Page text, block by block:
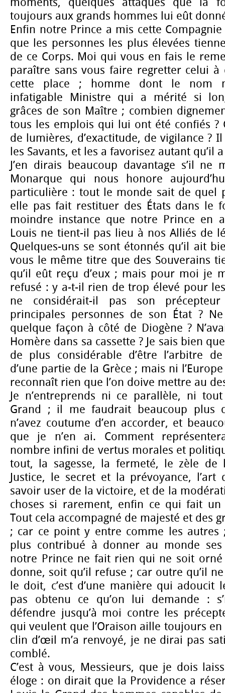
toujours aux grands hommes lui eût
Enfin notre Prince a mis cette
que les personnes les plus élevées
de ce Corps. Moi qui vous en fais le
paraître sans vous faire regretter celui à
cette place ; homme dont le nom
infatigable Ministre qui a mérité si
grâces de son Maître ; combien
tous les emplois qui lui ont été confiés ?
de lumières, d’exactitude, de vigilance ?
les Savants, et les a favorisez autant qu’il
J’en dirais beaucoup davantage s’il ne
Monarque qui nous honore
particulière : tout le monde sait de quel
elle pas fait restituer des États dans le
moindre instance que notre Prince en
Louis ne tient-il pas lieu à nos Alliés de
Quelques-uns se sont étonnés qu’il ait
vous le même titre que des Souverains
qu’il eût reçu d’eux ; mais pour moi je
refusé : y a-t-il rien de trop élevé pour
ne considérait-il pas son
principales personnes de son État ?
quelque façon à côté de Diogène ?
Homère dans sa cassette ? Je sais bien
de plus considérable d’être l’arbitre
d’une partie de la Grèce ; mais ni
reconnaît rien que l’on doive mettre au
Je n’entreprends ni ce parallèle, ni
Grand ; il me faudrait beaucoup plus
n’avez coutume d’en accorder, et
que je n’en ai. Comment
nombre infini de vertus morales et
tout, la sagesse, la fermeté, le zèle
Justice, le secret et la prévoyance,
savoir user de la victoire, et de la
choses si rarement, enfin ce qui fait
Tout cela accompagné de majesté et des
; car ce point y entre comme les autres
plus contribué à donner au monde
notre Prince ne fait rien qui ne soit orné
donne, soit qu’il refuse ; car outre qu’il
le doit, c’est d’une manière qui adoucit
pas obtenu ce qu’on lui demande :
défendre jusqu’à moi contre les
qui veulent que l’Oraison aille toujours
clin d’œil m’a renvoyé, je ne dirai pas
comblé.
C’est à vous, Messieurs, que je dois
éloge : on dirait que la Providence a